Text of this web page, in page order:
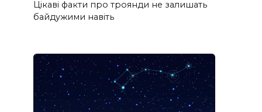
Цікаві факти про троянди не залишать
байдужими навіть